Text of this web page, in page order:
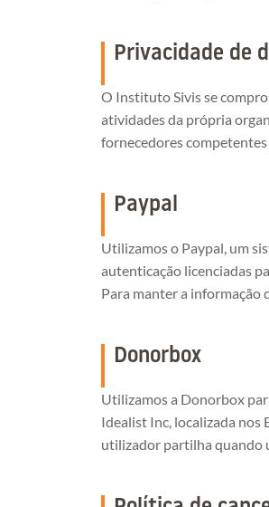
Privacidade de
O Instituto Sivis se
atividades da própria
fornecedores
Paypal
Utilizamos o Paypal, um
autenticação licenciadas
Para manter a informação
Donorbox
Utilizamos a Donorbox
Idealist Inc, localizada nos
utilizador partilha quando